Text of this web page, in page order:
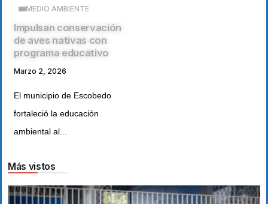
MEDIO AMBIENTE
Impulsan conservación
de aves nativas con
programa educativo
Marzo 2, 2026
El municipio de Escobedo
fortaleció la educación
ambiental al...
Más vistos